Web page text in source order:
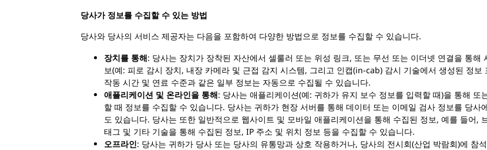
당사가 정보를 수집할 수 있는 방법
당사와 당사의 서비스 제공자는 다음을 포함하여 다양한 방법으로 정보를 수집할 수 있습니다.
장치를 통해: 당사는 장치가 장착된 자산에서 셀룰러 또는 위성 링크, 또는 무선 또는 이더넷 연결을 통
보(예: 피로 감시 장치, 내장 카메라 및 근접 감지 시스템, 그리고 인캡(in-cab) 감시 기술에서 생성된 정
작동 시간 및 연료 수준과 같은 일부 정보는 자동으로 수집될 수 있습니다.
애플리케이션 및 온라인을 통해: 당사는 애플리케이션(예: 귀하가 유지 보수 정보를 입력할 때)을 통해
할 때 정보를 수집할 수 있습니다. 당사는 귀하가 현장 서버를 통해 데이터 또는 이메일 검사 정보를 당
도 있습니다. 당사는 또한 일반적으로 웹사이트 및 모바일 애플리케이션을 통해 수집된 정보, 예를 들어,
태그 및 기타 기술을 통해 수집된 정보, IP 주소 및 위치 정보 등을 수집할 수 있습니다.
오프라인: 당사는 귀하가 당사 또는 당사의 유통망과 상호 작용하거나, 당사의 전시회(산업 박람회)에 참